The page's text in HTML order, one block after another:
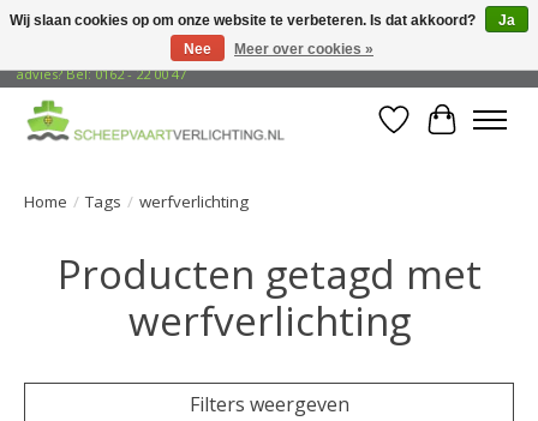
Gratis verzending naar adressen in Nederland! Opzoek naar vrijblijvend
advies? Bel: 0162 - 22 00 47
Verlanglijst
Home / Tags / werfverlichting
Producten getagd met
werfverlichting
Filters weergeven
Wij slaan cookies op om onze website te verbeteren. Is dat akkoord?
Ja
Nee
Meer over cookies »